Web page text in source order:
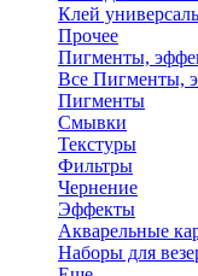
Клей
Прочее
Пигменты,
Все Пигменты,
Пигменты
Смывки
Текстуры
Фильтры
Чернение
Эффекты
Акварельные
Наборы для